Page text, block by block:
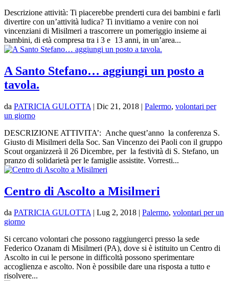
Descrizione attività: Ti piacerebbe prenderti cura dei bambini e farli
divertire con un’attività ludica? Ti invitiamo a venire con noi
vincenziani di Misilmeri a trascorrere un pomeriggio insieme ai
bambini, di età compresa tra i 3 e 13 anni, in un’area...
A Santo Stefano… aggiungi un posto a
tavola.
da PATRICIA GULOTTA | Dic 21, 2018 | Palermo, volontari per
un giorno
DESCRIZIONE ATTIVITA’: Anche quest’anno la conferenza S.
Giusto di Misilmeri della Soc. San Vincenzo dei Paoli con il gruppo
Scout organizzerà il 26 Dicembre, per la festività di S. Stefano, un
pranzo di solidarietà per le famiglie assistite. Vorresti...
Centro di Ascolto a Misilmeri
da PATRICIA GULOTTA| Lug 2, 2018 | Palermo, volontari per un
giorno
Si cercano volontari che possono raggiungerci presso la sede
Federico Ozanam di Misilmeri (PA), dove si è istituito un Centro di
Ascolto in cui le persone in difficoltà possono sperimentare
accoglienza e ascolto. Non è possibile dare una risposta a tutto e
risolvere...